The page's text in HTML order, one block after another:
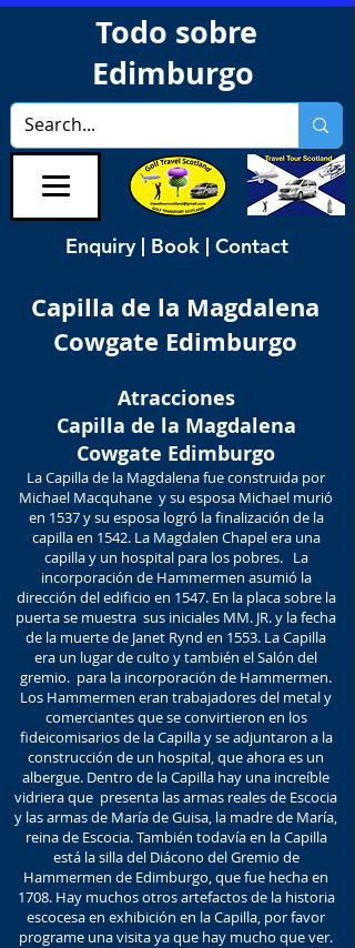
Todo sobre
Edimburgo
Enquiry | Book | Contact
Capilla de la Magdalena
Cowgate Edimburgo
Atracciones
Capilla de la Magdalena
Cowgate Edimburgo
La Capilla de la Magdalena fue construida por
Michael Macquhane y su esposa Michael murió
en 1537 y su esposa logró la finalización de la
capilla en 1542. La Magdalen Chapel era una
capilla y un hospital para los pobres. La
incorporación de Hammermen asumió la
dirección del edificio en 1547. En la placa sobre la
puerta se muestra sus iniciales MM. JR. y la fecha
de la muerte de Janet Rynd en 1553. La Capilla
era un lugar de culto y también el Salón del
gremio. para la incorporación de Hammermen.
Los Hammermen eran trabajadores del metal y
comerciantes que se convirtieron en los
fideicomisarios de la Capilla y se adjuntaron a la
construcción de un hospital, que ahora es un
albergue. Dentro de la Capilla hay una increíble
vidriera que presenta las armas reales de Escocia
y las armas de María de Guisa, la madre de María,
reina de Escocia. También todavía en la Capilla
está la silla del Diácono del Gremio de
Hammermen de Edimburgo, que fue hecha en
1708. Hay muchos otros artefactos de la historia
escocesa en exhibición en la Capilla, por favor
programe una visita ya que hay mucho que ver.